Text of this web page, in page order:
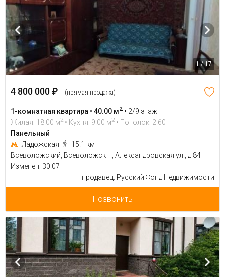
1 / 17
4 800 000 ₽ (прямая продажа)
1-комнатная квартира • 40.00 м2 • 2/9 этаж
Жилая: 18.00 м2 • Кухня: 9.00 м2 • Потолок: 2.60
Панельный
Ладожская
15.1 км
Всеволожский, Всеволожск г., Александровская ул., д 84
Изменен: 30.07
продавец: Русский Фонд Недвижимости
Позвонить